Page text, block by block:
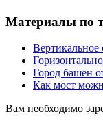
Материалы по
Вертикальное
Город башен
Как мост
Вам необходимо